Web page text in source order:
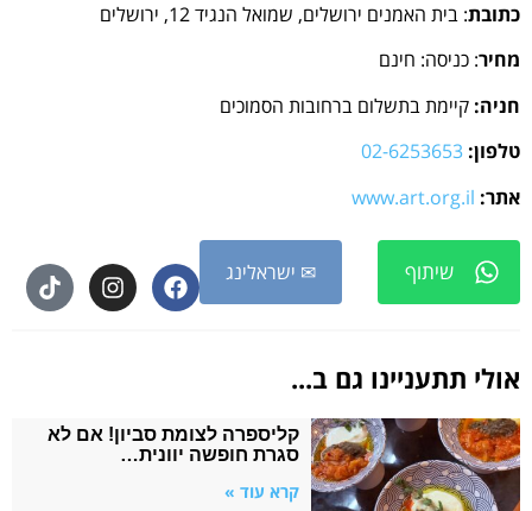
כתובת: בית האמנים ירושלים, שמואל הנגיד 12, ירושלים
מחיר: כניסה: חינם
חניה: קיימת בתשלום ברחובות הסמוכים
טלפון:
אתר: www.art.org.il
שיתוף ✉ ישראלינג
אולי תתעניינו גם ב...
קליספרה לצומת סביון! אם לא
סגרת חופשה יוונית…
קרא עוד »